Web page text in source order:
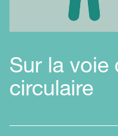
Sur la voie
circulaire